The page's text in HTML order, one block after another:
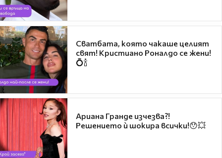
Сватбата, която чакаше целият
свят! Кристиано Роналдо се жени!
💍🍾
Ариана Гранде изчезва?!
Решението ѝ шокира всички!😯💥